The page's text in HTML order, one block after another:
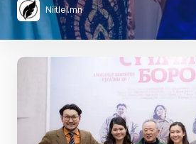
Niitlel.mn